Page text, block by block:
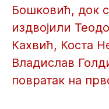
Бошковић, док
издвојили
Кахвић, Коста
Владислав
повратак на